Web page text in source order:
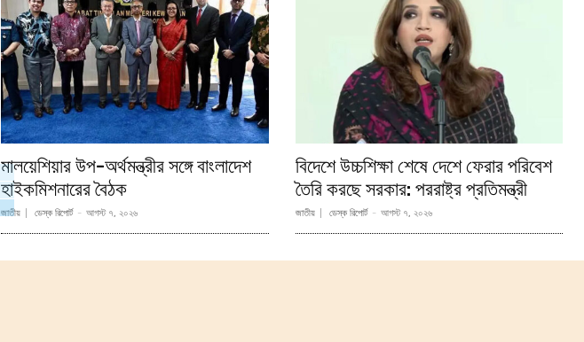
মালয়েশিয়ার উপ-অর্থমন্ত্রীর সঙ্গে বাংলাদেশ
হাইকমিশনারের বৈঠক
জাতীয় ডেস্ক রিপোর্ট - আগস্ট ৭, ২০২৬
বিদেশে উচ্চশিক্ষা শেষে দেশে ফেরার পরিবেশ
তৈরি করছে সরকার: পররাষ্ট্র প্রতিমন্ত্রী
জাতীয় ডেস্ক রিপোর্ট - আগস্ট ৭, ২০২৬